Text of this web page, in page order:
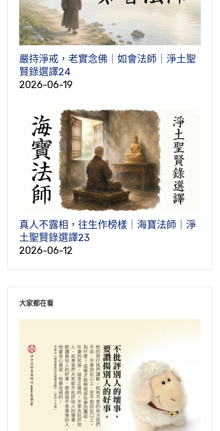
嚴持淨戒，老實念佛｜如會法師｜淨土聖
賢錄選譯24
2026-06-19
真人不露相，往生作榜樣｜海寶法師｜淨
土聖賢錄選譯23
2026-06-12
大家都在看